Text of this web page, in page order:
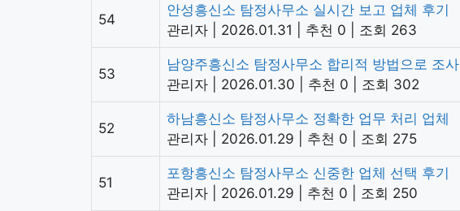
54
안성흥신소 탐정사무소 실시간 보고 업체 후기
관리자
2026.01.31 추천 0 조회 263
53
남양주흥신소 탐정사무소 합리적 방법으로 조사
관리자
2026.01.30 추천 0 조회 302
52
하남흥신소 탐정사무소 정확한 업무 처리 업체
관리자
2026.01.29 추천 0 조회 275
51
포항흥신소 탐정사무소 신중한 업체 선택 후기
관리자
2026.01.29 추천 0 조회 250